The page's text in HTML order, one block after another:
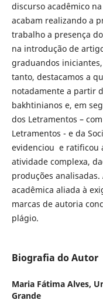
discurso acadêmico
acabam realizando a
trabalho a presença
na introdução de
graduandos
tanto, destacamos a
notadamente a partir
bakhtinianos e, em
dos Letramentos –
Letramentos - e da
evidenciou e ratificou
atividade complexa,
produções
acadêmica aliada à
marcas de autoria
plágio.
Biografia do Autor
Maria Fátima Alves,
Grande